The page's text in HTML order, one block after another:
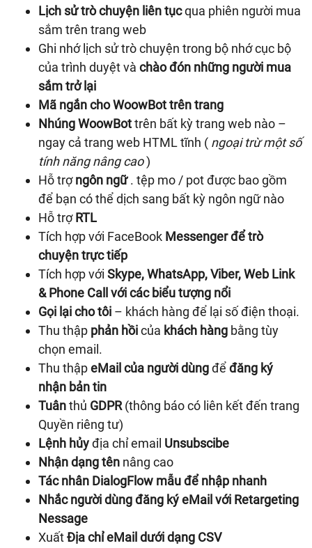
Lịch sử trò chuyện liên tụcqua phiên người mua
sắm trên trang web
Ghi nhớ lịch sử trò chuyện trong bộ nhớ cục bộ
của trình duyệt và chào đón những người mua
sắm trở lại
Mã ngắn cho WoowBot trên trang
Nhúng WoowBottrên bất kỳ trang web nào –
ngay cả trang web HTML tĩnh ( ngoại trừ một số
tính năng nâng cao)
Hỗ trợngôn ngữ. tệp mo / pot được bao gồm
để bạn có thể dịch sang bất kỳ ngôn ngữ nào
Hỗ trợRTL
Tích hợp với FaceBook Messenger để trò
chuyện trực tiếp
Tích hợp với Skype, WhatsApp, Viber, Web Link
& Phone Call với các biểu tượng nổi
Gọi lại cho tôi – khách hàng để lại số điện thoại.
Thu thập phản hồicủa khách hàng bằng tùy
chọn email.
Thu thậpeMail của người dùngđểđăng ký
nhận bản tin
Tuânthủ GDPR (thông báo có liên kết đến trang
Quyền riêng tư)
Lệnh hủyđịa chỉ email Unsubscibe
Nhận dạng tên nâng cao
Tác nhân DialogFlow mẫu để nhập nhanh
Nhắc người dùng đăng ký eMail với Retargeting
Nessage
XuấtĐịa chỉ eMail dưới dạng CSV